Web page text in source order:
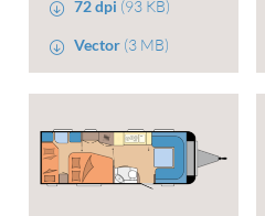
72 dpi (93 KB)
Vector (3 MB)